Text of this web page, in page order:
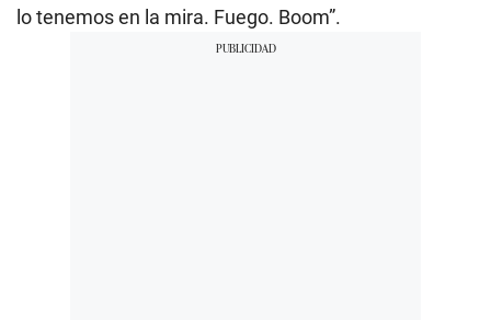
lo tenemos en la mira. Fuego. Boom”.